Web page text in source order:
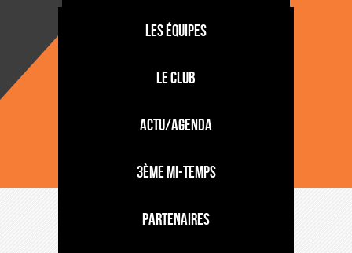
Les équipes
Le club
Actu/Agenda
3ème mi-temps
Partenaires